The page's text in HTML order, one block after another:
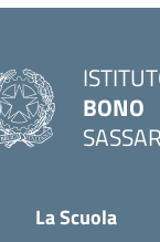
BONO
La Scuola